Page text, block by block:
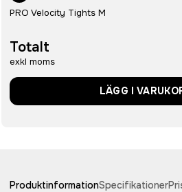
PRO Velocity Tights M
Totalt
exkl moms
LÄGG I
ProduktinformationSpecifikationer